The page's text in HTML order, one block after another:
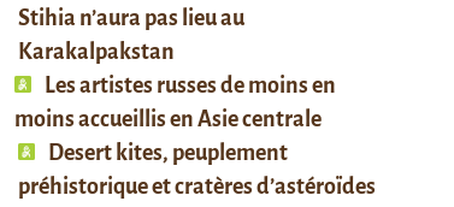
Stihia n’aura pas lieu au
Karakalpakstan
Les artistes russes de moins en
moins accueillis en Asie centrale
Desert kites, peuplement
préhistorique et cratères d’astéroïdes